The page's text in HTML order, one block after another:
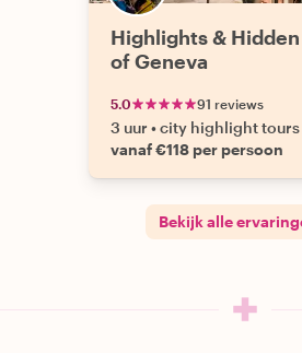
Highlights &
of Geneva
5.0 91 reviews
3 uur •city highlight tours
vanaf €118 per persoon
Bekijk alle